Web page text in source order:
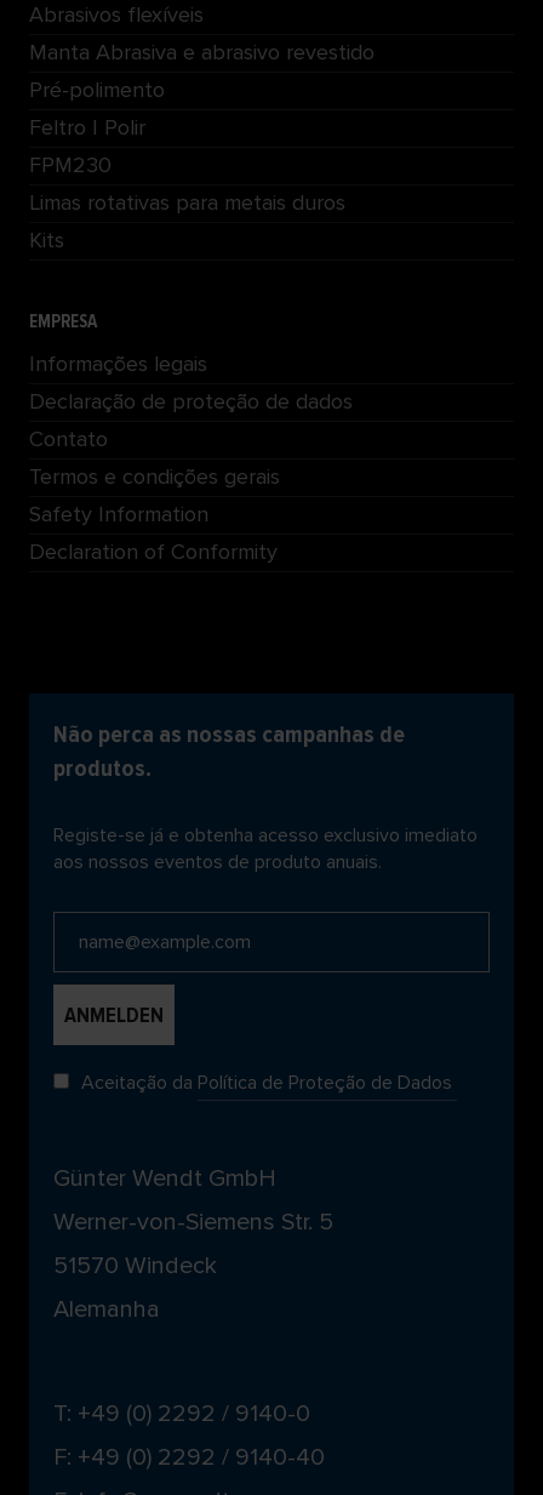
Abrasivos flexíveis
Manta Abrasiva e abrasivo revestido
Pré-polimento
Feltro | Polir
FPM230
Limas rotativas para metais duros
Kits
EMPRESA
Informações legais
Declaração de proteção de dados
Contato
Termos e condições gerais
Safety Information
Declaration of Conformity
Não perca as nossas campanhas de
produtos.
Registe-se já e obtenha acesso exclusivo imediato
aos nossos eventos de produto anuais.
Aceitação da Política de Proteção de Dados
Günter Wendt GmbH
Werner-von-Siemens Str. 5
51570 Windeck
Alemanha
T: +49 (0) 2292 / 9140-0
F: +49 (0) 2292 / 9140-40